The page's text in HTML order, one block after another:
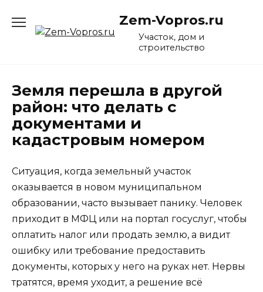
содержанию
Zem-Vopros.ru
Участок, дом и
строительство
Земля перешла в другой
район: что делать с
документами и
кадастровым номером
Ситуация, когда земельный участок
оказывается в новом муниципальном
образовании, часто вызывает панику. Человек
приходит в МФЦ или на портал госуслуг, чтобы
оплатить налог или продать землю, а видит
ошибку или требование предоставить
документы, которых у него на руках нет. Нервы
тратятся, время уходит, а решение всё